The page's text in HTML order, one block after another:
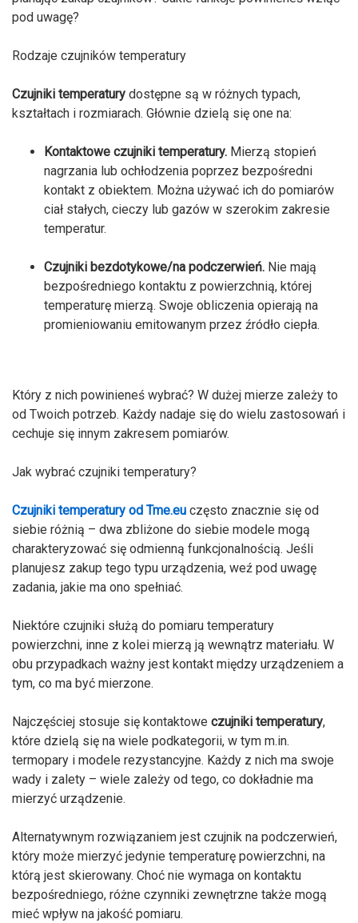
pod uwagę?
Rodzaje czujników temperatury
Czujniki temperatury dostępne są w różnych typach,
kształtach i rozmiarach. Głównie dzielą się one na:
Kontaktowe czujniki temperatury. Mierzą stopień
nagrzania lub ochłodzenia poprzez bezpośredni
kontakt z obiektem. Można używać ich do pomiarów
ciał stałych, cieczy lub gazów w szerokim zakresie
temperatur.
Czujniki bezdotykowe/na podczerwień. Nie mają
bezpośredniego kontaktu z powierzchnią, której
temperaturę mierzą. Swoje obliczenia opierają na
promieniowaniu emitowanym przez źródło ciepła.
Który z nich powinieneś wybrać? W dużej mierze zależy to
od Twoich potrzeb. Każdy nadaje się do wielu zastosowań i
cechuje się innym zakresem pomiarów.
Jak wybrać czujniki temperatury?
Czujniki temperatury od Tme.eu często znacznie się od
siebie różnią – dwa zbliżone do siebie modele mogą
charakteryzować się odmienną funkcjonalnością. Jeśli
planujesz zakup tego typu urządzenia, weź pod uwagę
zadania, jakie ma ono spełniać.
Niektóre czujniki służą do pomiaru temperatury
powierzchni, inne z kolei mierzą ją wewnątrz materiału. W
obu przypadkach ważny jest kontakt między urządzeniem a
tym, co ma być mierzone.
Najczęściej stosuje się kontaktowe czujniki temperatury,
które dzielą się na wiele podkategorii, w tym m.in.
termopary i modele rezystancyjne. Każdy z nich ma swoje
wady i zalety – wiele zależy od tego, co dokładnie ma
mierzyć urządzenie.
Alternatywnym rozwiązaniem jest czujnik na podczerwień,
który może mierzyć jedynie temperaturę powierzchni, na
którą jest skierowany. Choć nie wymaga on kontaktu
bezpośredniego, różne czynniki zewnętrzne także mogą
mieć wpływ na jakość pomiaru.